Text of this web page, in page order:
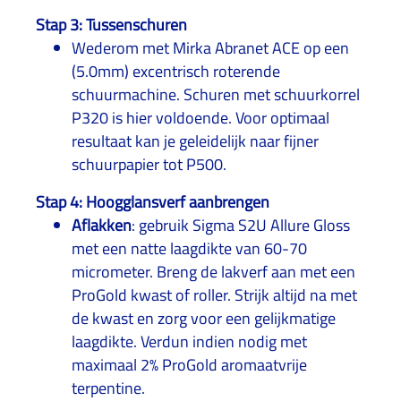
Stap 3: Tussenschuren
Wederom met Mirka Abranet ACE op een
(5.0mm) excentrisch roterende
schuurmachine. Schuren met schuurkorrel
P320 is hier voldoende. Voor optimaal
resultaat kan je geleidelijk naar fijner
schuurpapier tot P500.
Stap 4: Hoogglansverf aanbrengen
Aflakken: gebruik Sigma S2U Allure Gloss
met een natte laagdikte van 60-70
micrometer. Breng de lakverf aan met een
ProGold kwast of roller. Strijk altijd na met
de kwast en zorg voor een gelijkmatige
laagdikte. Verdun indien nodig met
maximaal 2% ProGold aromaatvrije
terpentine.